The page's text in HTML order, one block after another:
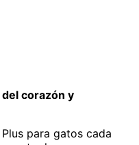
corazón y
para gatos cada